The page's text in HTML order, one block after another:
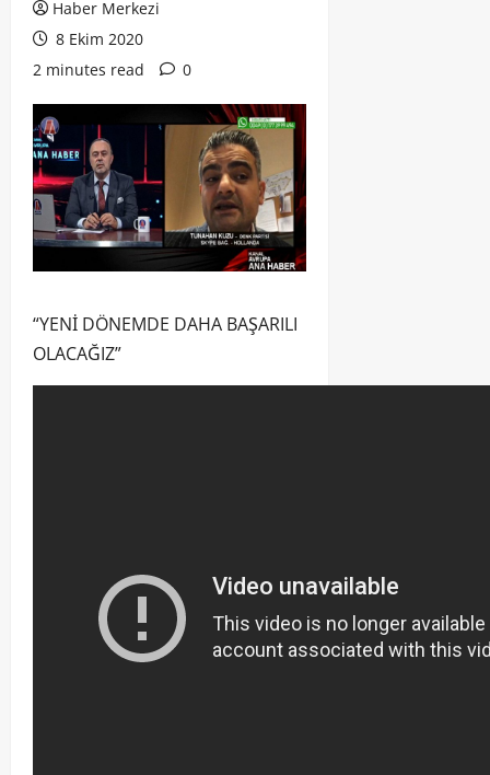
Haber Merkezi
8 Ekim 2020
2 minutes read
0
“YENİ DÖNEMDE DAHA BAŞARILI
OLACAĞIZ”